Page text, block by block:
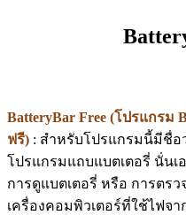
BatteryBar Free (โปรแกรม
ฟรี) : สำหรับโปรแกรมนี้มีชื่อ
โปรแกรมแถบแบตเตอรี่ นั่นเ
การดูแบตเตอรี่ หรือ การตร
เครื่องคอมพิวเตอร์ที่ใช้ไฟจ